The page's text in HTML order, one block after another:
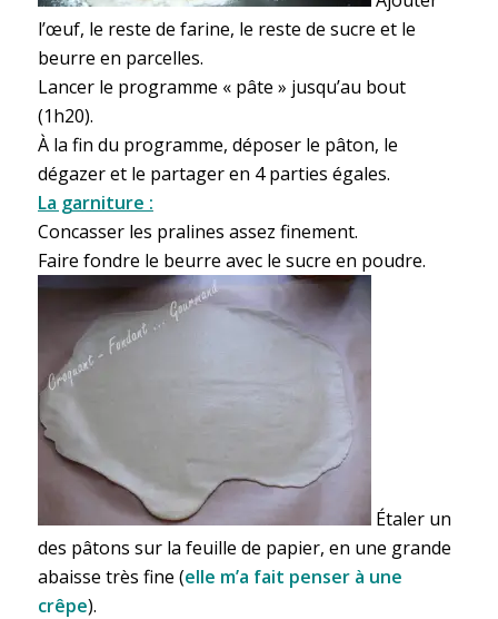
l’œuf, le reste de farine, le reste de sucre et le
beurre en parcelles.
Lancer le programme « pâte » jusqu’au bout
(1h20).
À la fin du programme, déposer le pâton, le
dégazer et le partager en 4 parties égales.
La garniture :
Concasser les pralines assez finement.
Faire fondre le beurre avec le sucre en poudre.
Étaler un
des pâtons sur la feuille de papier, en une grande
abaisse très fine (elle m’a fait penser à une
crêpe).